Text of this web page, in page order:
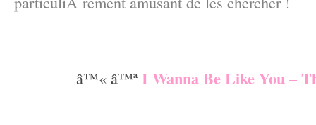
â™« â™ª I Wanna Be Like You –